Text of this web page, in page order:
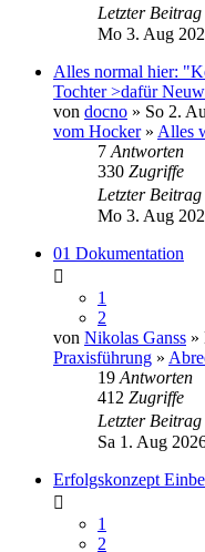
Letzter Beitrag
Mo 3. Aug
Alles normal hier:
Tochter >dafür
von docno » So 2.
vom Hocker» Alles
7 Antworten
330 Zugriffe
Letzter Beitrag
Mo 3. Aug
01 Dokumentation
1
2
von Nikolas Ganss »
Praxisführung »
19 Antworten
412 Zugriffe
Letzter Beitrag
Sa 1. Aug
Erfolgskonzept
1
2